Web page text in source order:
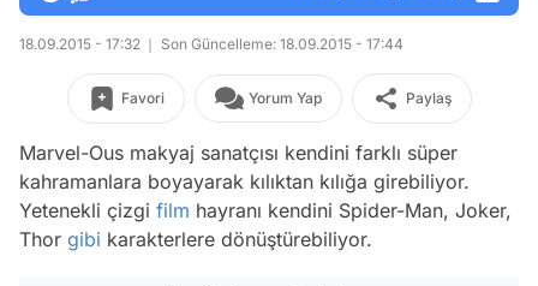
18.09.2015 - 17:32 Son Güncelleme: 18.09.2015 - 17:44
Favori Yorum Yap Paylaş
Marvel-Ous makyaj sanatçısı kendini farklı süper
kahramanlara boyayarak kılıktan kılığa girebiliyor.
Yetenekli çizgi film hayranı kendini Spider-Man, Joker,
Thor gibi karakterlere dönüştürebiliyor.